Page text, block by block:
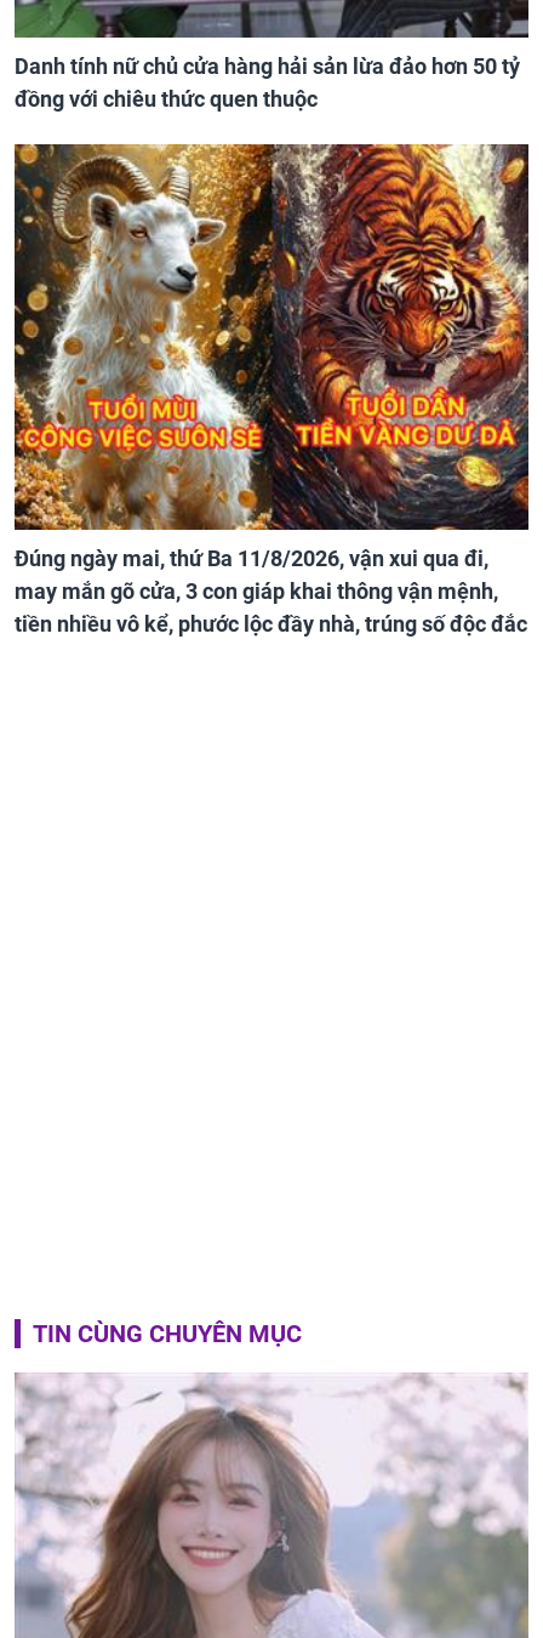
Danh tính nữ chủ cửa hàng hải sản lừa đảo hơn 50 tỷ
đồng với chiêu thức quen thuộc
Đúng ngày mai, thứ Ba 11/8/2026, vận xui qua đi,
may mắn gõ cửa, 3 con giáp khai thông vận mệnh,
tiền nhiều vô kể, phước lộc đầy nhà, trúng số độc đắc
TIN CÙNG CHUYÊN MỤC